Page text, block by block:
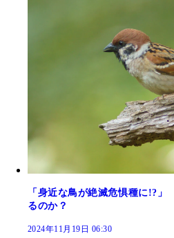
「身近な鳥が絶滅危惧種に!?
るのか？
2024年11月19日 06:30